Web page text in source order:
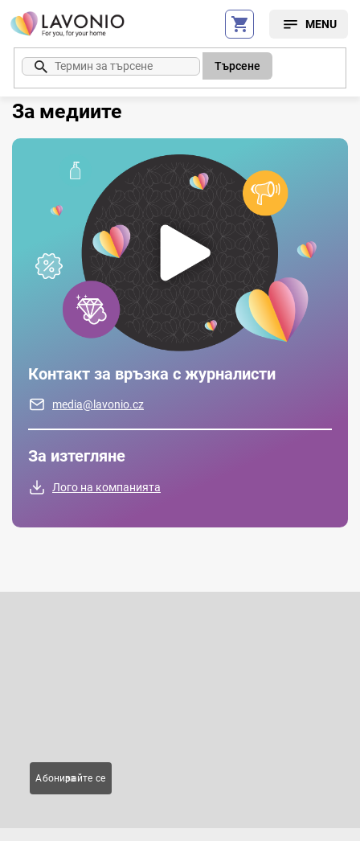
Преминаване
към
съдържанието
Търсене
За медиите
Контакт за връзка с журналисти
media@lavonio.cz
За изтегляне
Лого на компанията
Абонирайте се за